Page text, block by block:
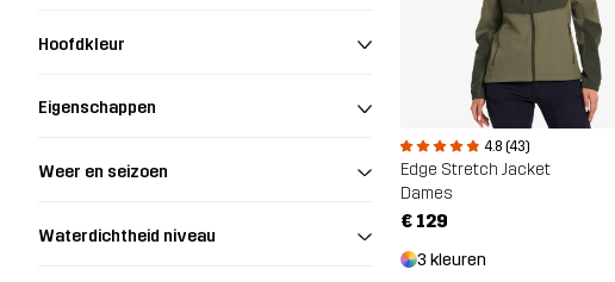
Hoofdkleur
Eigenschappen
Weer en seizoen
Waterdichtheid niveau
4.8 (43)
Edge Stretch Jacket
Dames
€ 129
3 kleuren